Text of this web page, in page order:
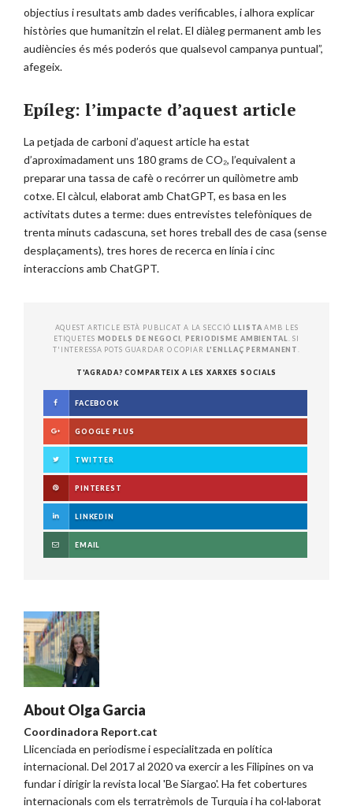
objectius i resultats amb dades verificables, i alhora explicar
històries que humanitzin el relat. El diàleg permanent amb les
audiències és més poderós que qualsevol campanya puntual”,
afegeix.
Epíleg: l’impacte d’aquest article
La petjada de carboni d’aquest article ha estat
d’aproximadament uns 180 grams de CO₂, l’equivalent a
preparar una tassa de cafè o recórrer un quilòmetre amb
cotxe. El càlcul, elaborat amb ChatGPT, es basa en les
activitats dutes a terme: dues entrevistes telefòniques de
trenta minuts cadascuna, set hores treball des de casa (sense
desplaçaments), tres hores de recerca en línia i cinc
interaccions amb ChatGPT.
AQUEST ARTICLE ESTÀ PUBLICAT A LA SECCIÓLLISTA AMB LES
ETIQUETES MODELS DE NEGOCI ,PERIODISME AMBIENTAL
. SI
T'INTERESSA POTS GUARDAR O COPIAR L'ENLLAÇ PERMANENT
T'AGRADA? COMPARTEIX A LES XARXES SOCIALS
FACEBOOK
GOOGLE PLUS
TWITTER
PINTEREST
LINKEDIN
EMAIL
About Olga Garcia
Coordinadora Report.cat
Llicenciada en periodisme i especialitzada en política
internacional. Del 2017 al 2020 va exercir a les Filipines on va
fundar i dirigir la revista local 'Be Siargao'. Ha fet cobertures
internacionals com els terratrèmols de Turquia i ha col·laborat